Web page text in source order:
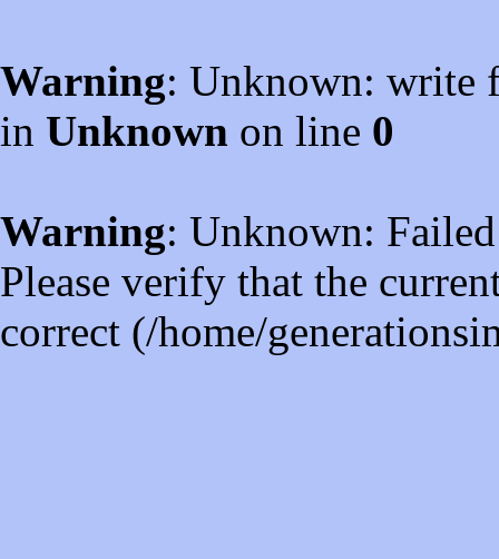
Warning: Unknown: write
in Unknown on line 0
Warning: Unknown:
Please verify that the
correct (/home/